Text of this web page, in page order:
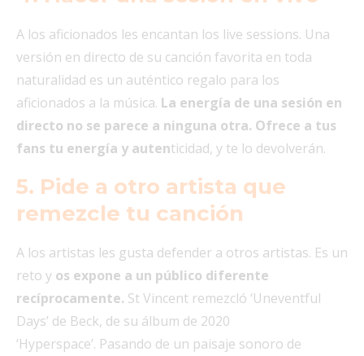
A los aficionados les encantan los live sessions. Una
versión en directo de su canción favorita en toda
naturalidad es un auténtico regalo para los
aficionados a la música. La energía de una sesión en
directo no se parece a ninguna otra. Ofrece a tus
fans tu energía y autenticidad, y te lo devolverán.
5. Pide a otro artista que
remezcle tu canción
A los artistas les gusta defender a otros artistas. Es un
reto y os expone a un público diferente
recíprocamente. St Vincent remezcló ‘Uneventful
Days’ de Beck, de su álbum de 2020
‘Hyperspace’. Pasando de un paisaje sonoro de